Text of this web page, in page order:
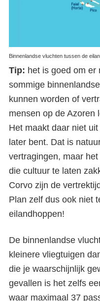
Binnenlandse vluchten tussen de
Tip: het is goed om er
sommige
kunnen worden of
mensen op de Azoren
Het maakt daar niet
later bent. Dat is
vertragingen, maar
die cultuur te laten
Corvo zijn de
Plan zelf dus ook niet
eilandhoppen!
De binnenlandse
kleinere vliegtuigen
die je waarschijnlijk
gevallen is het zelfs
waar maximaal 37